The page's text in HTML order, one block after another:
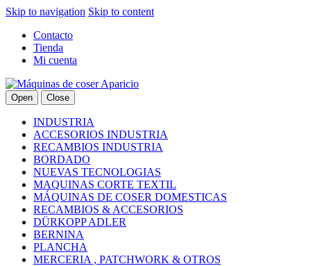
Skip to navigation Skip to content
Contacto
Tienda
Mi cuenta
Open Close
INDUSTRIA
ACCESORIOS INDUSTRIA
RECAMBIOS INDUSTRIA
BORDADO
NUEVAS TECNOLOGIAS
MAQUINAS CORTE TEXTIL
MÁQUINAS DE COSER DOMESTICAS
RECAMBIOS & ACCESORIOS
DÜRKOPP ADLER
BERNINA
PLANCHA
MERCERIA , PATCHWORK & OTROS